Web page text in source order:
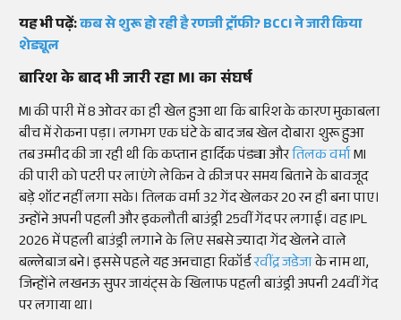
यह भी पढ़ें:कब से शुरू हो रही है रणजी ट्रॉफी? BCCI ने जारी किया
शेड्यूल
बारिश के बाद भी जारी रहा MI का संघर्ष
MI की पारी में 8 ओवर का ही खेल हुआ था कि बारिश के कारण मुकाबला
बीच में रोकना पड़ा। लगभग एक घंटे के बाद जब खेल दोबारा शुरू हुआ
तब उम्मीद की जा रही थी कि कप्तान हार्दिक पंड्या औरतिलक वर्माMI
की पारी को पटरी पर लाएंगे लेकिन वे क्रीज पर समय बिताने के बावजूद
बड़े शॉट नहीं लगा सके। तिलक वर्मा 32 गेंद खेलकर 20 रन ही बना पाए।
उन्होंने अपनी पहली और इकलौती बाउंड्री 25वीं गेंद पर लगाई। वह IPL
2026 में पहली बाउंड्री लगाने के लिए सबसे ज्यादा गेंद खेलने वाले
बल्लेबाज बने। इससे पहले यह अनचाहा रिकॉर्डरवींद्र जडेजाके नाम था,
जिन्होंने लखनऊ सुपर जायंट्स के खिलाफ पहली बाउंड्री अपनी 24वीं गेंद
पर लगाया था।